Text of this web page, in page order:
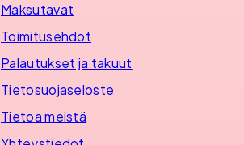
Maksutavat
Toimitusehdot
Palautukset ja takuut
Tietosuojaseloste
Tietoa meistä